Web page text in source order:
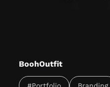
BoohOutfit
Our Services: Technical